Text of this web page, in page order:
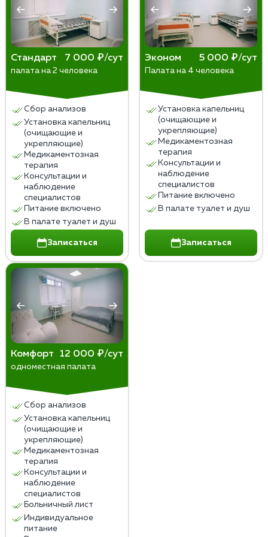
необходимости и в интересах сохранения здоровья
пациента. Забота о пациентах и уважение к их
правам – главные принципы медицинской этики в
таких ситуациях. Решение о принудительном
лечении всегда должно опираться на научные
данные, юридические нормы и уважение к личности
пациента.
Стандарт 7 000 ₽/сут
палата на 2 человека
Сбор анализов
Установка капельниц
(очищающие и
укрепляющие)
Медикаментозная
терапия
Консультации и
наблюдение
специалистов
Питание включено
В палате туалет и душ
Записаться
Эконом 5 000 ₽/сут
Палата на 4 человека
Установка капельниц
(очищающие и
укрепляющие)
Медикаментозная
терапия
Консультации и
наблюдение
специалистов
Питание включено
В палате туалет и душ
Записаться
Комфорт 12 000 ₽/сут
одноместная палата
Сбор анализов
Установка капельниц
(очищающие и
укрепляющие)
Медикаментозная
терапия
Консультации и
наблюдение
специалистов
Больничный лист
Индивидуальное
питание